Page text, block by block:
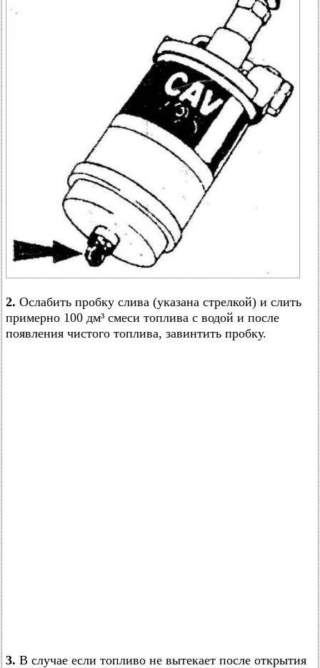
2. Ослабить пробку слива (указана стрелкой) и слить
примерно 100 дм³ смеси топлива с водой и после
появления чистого топлива, завинтить пробку.
3. В случае если топливо не вытекает после открытия